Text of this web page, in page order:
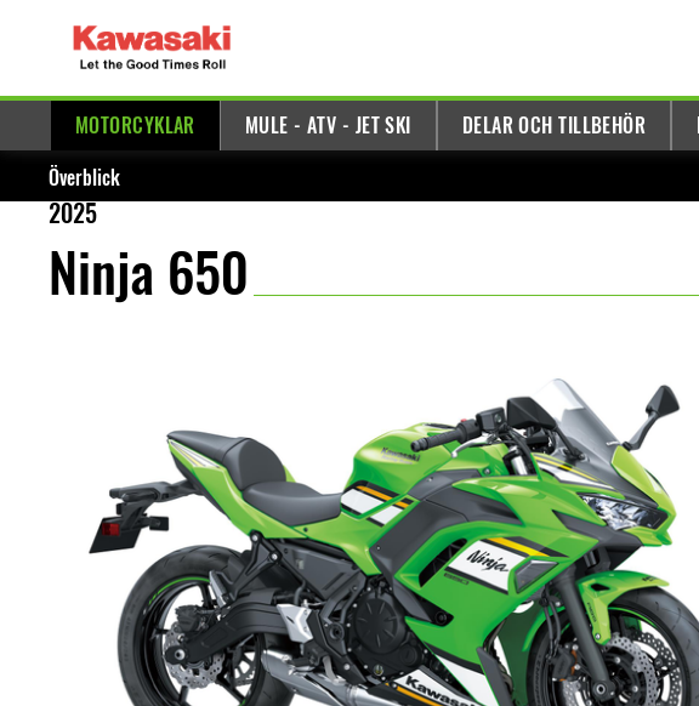
MOTORCYKLAR MULE - ATV - JET SKI DELAR OCH TILLBEHÖR
Överblick
2025
Ninja 650